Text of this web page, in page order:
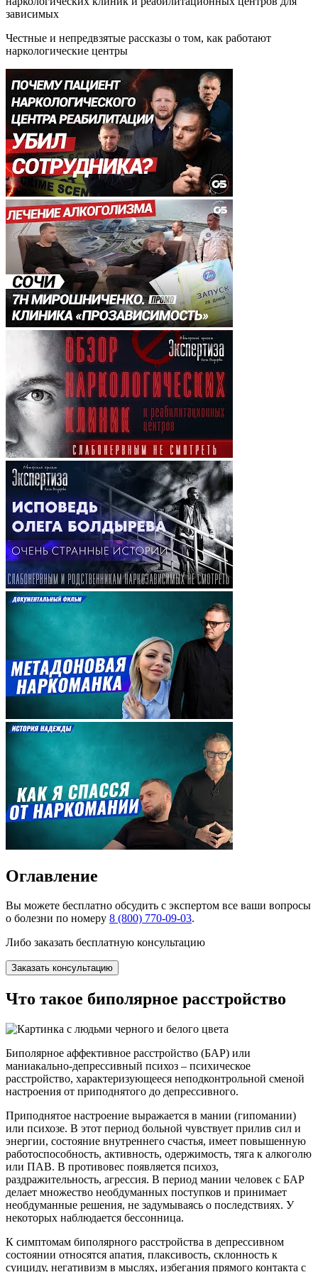
зависимых
Честные и непредвзятые рассказы о том, как работают
наркологические центры
Оглавление
Вы можете бесплатно обсудить с экспертом все ваши вопросы
о болезни по номеру 8 (800) 770-09-03.
Либо заказать бесплатную консультацию
Заказать консультацию
Что такое биполярное расстройство
Биполярное аффективное расстройство (БАР) или
маниакально-депрессивный психоз – психическое
расстройство, характеризующееся неподконтрольной сменой
настроения от приподнятого до депрессивного.
Приподнятое настроение выражается в мании (гипомании)
или психозе. В этот период больной чувствует прилив сил и
энергии, состояние внутреннего счастья, имеет повышенную
работоспособность, активность, одержимость, тяга к алкоголю
или ПАВ. В противовес появляется психоз,
раздражительность, агрессия. В период мании человек с БАР
делает множество необдуманных поступков и принимает
необдуманные решения, не задумываясь о последствиях. У
некоторых наблюдается бессонница.
К симптомам биполярного расстройства в депрессивном
состоянии относятся апатия, плаксивость, склонность к
суициду, негативизм в мыслях, избегания прямого контакта с